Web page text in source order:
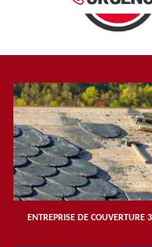
ENTREPRISE DE COUVERTURE